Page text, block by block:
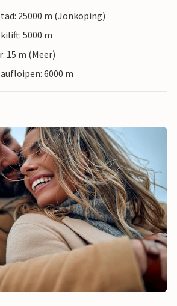
25000 m (Jönköping)
5000 m
15 m (Meer)
6000 m